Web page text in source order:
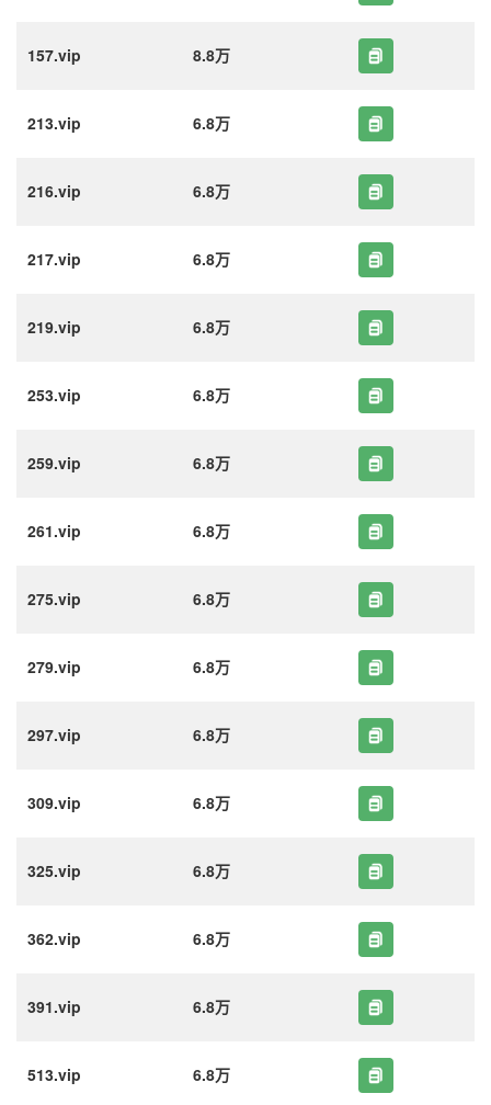
157.vip 8.8万
213.vip 6.8万
216.vip 6.8万
217.vip 6.8万
219.vip 6.8万
253.vip 6.8万
259.vip 6.8万
261.vip 6.8万
275.vip 6.8万
279.vip 6.8万
297.vip 6.8万
309.vip 6.8万
325.vip 6.8万
362.vip 6.8万
391.vip 6.8万
513.vip 6.8万